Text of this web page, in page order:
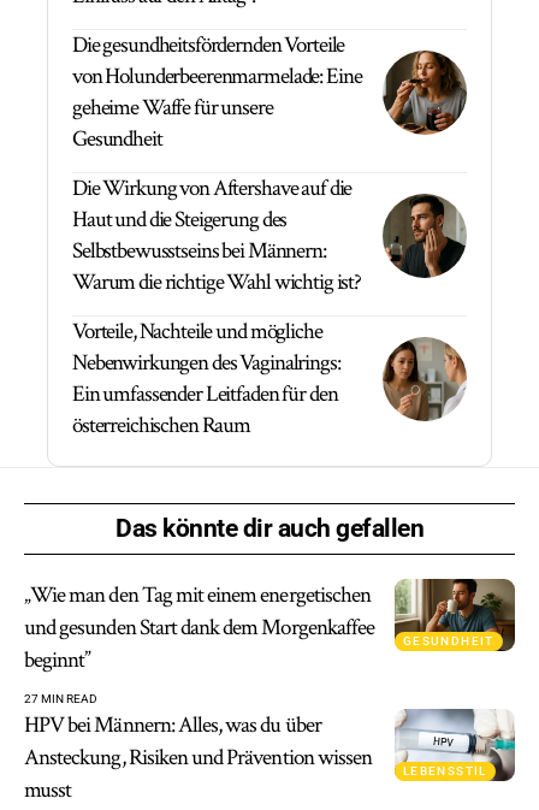
Die gesundheitsfördernden Vorteile
von Holunderbeerenmarmelade: Eine
geheime Waffe für unsere
Gesundheit
Die Wirkung von Aftershave auf die
Haut und die Steigerung des
Selbstbewusstseins bei Männern:
Warum die richtige Wahl wichtig ist?
Vorteile, Nachteile und mögliche
Nebenwirkungen des Vaginalrings:
Ein umfassender Leitfaden für den
österreichischen Raum
Das könnte dir auch gefallen
GESUNDHEIT
„Wie man den Tag mit einem energetischen
und gesunden Start dank dem Morgenkaffee
beginnt”
27 MIN READ
LEBENSSTIL
HPV bei Männern: Alles, was du über
Ansteckung, Risiken und Prävention wissen
musst